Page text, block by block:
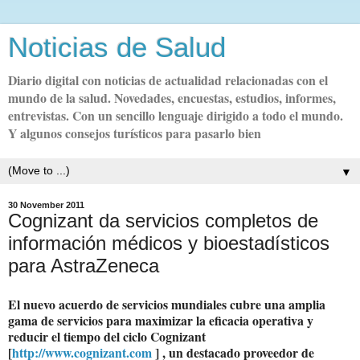
Noticias de Salud
Diario digital con noticias de actualidad relacionadas con el
mundo de la salud. Novedades, encuestas, estudios, informes,
entrevistas. Con un sencillo lenguaje dirigido a todo el mundo.
Y algunos consejos turísticos para pasarlo bien
▼
30 November 2011
Cognizant da servicios completos de
información médicos y bioestadísticos
para AstraZeneca
El nuevo acuerdo de servicios mundiales cubre una amplia
gama de servicios para maximizar la eficacia operativa y
reducir el tiempo del ciclo Cognizant
[http://www.cognizant.com] , un destacado proveedor de